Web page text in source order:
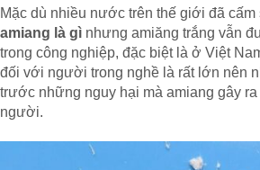
Mặc dù nhiều nước trên thế giới đã
amiang là gì nhưng amiăng trắng vẫn
trong công nghiệp, đặc biệt là ở Việt
đối với người trong nghề là rất lớn nên
trước những nguy hại mà amiang gây
người.